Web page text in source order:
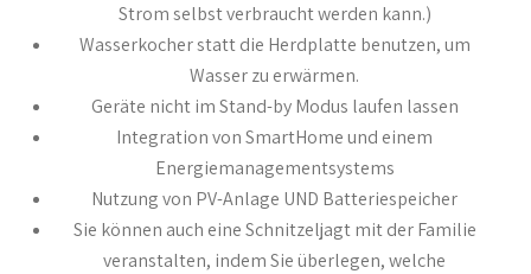
Strom selbst verbraucht werden kann.)
Wasserkocher statt die Herdplatte benutzen, um
Wasser zu erwärmen.
Geräte nicht im Stand-by Modus laufen lassen
Integration von SmartHome und einem
Energiemanagementsystems
Nutzung von PV-Anlage UND Batteriespeicher
Sie können auch eine Schnitzeljagt mit der Familie
veranstalten, indem Sie überlegen, welche